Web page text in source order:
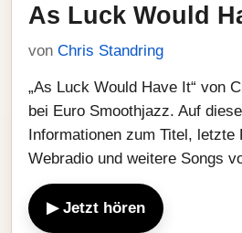
As Luck Would
von Chris Standring
„As Luck Would Have It“ von
bei Euro Smoothjazz. Auf
Informationen zum Titel, letzte
Webradio und weitere Songs
▶ Jetzt hören